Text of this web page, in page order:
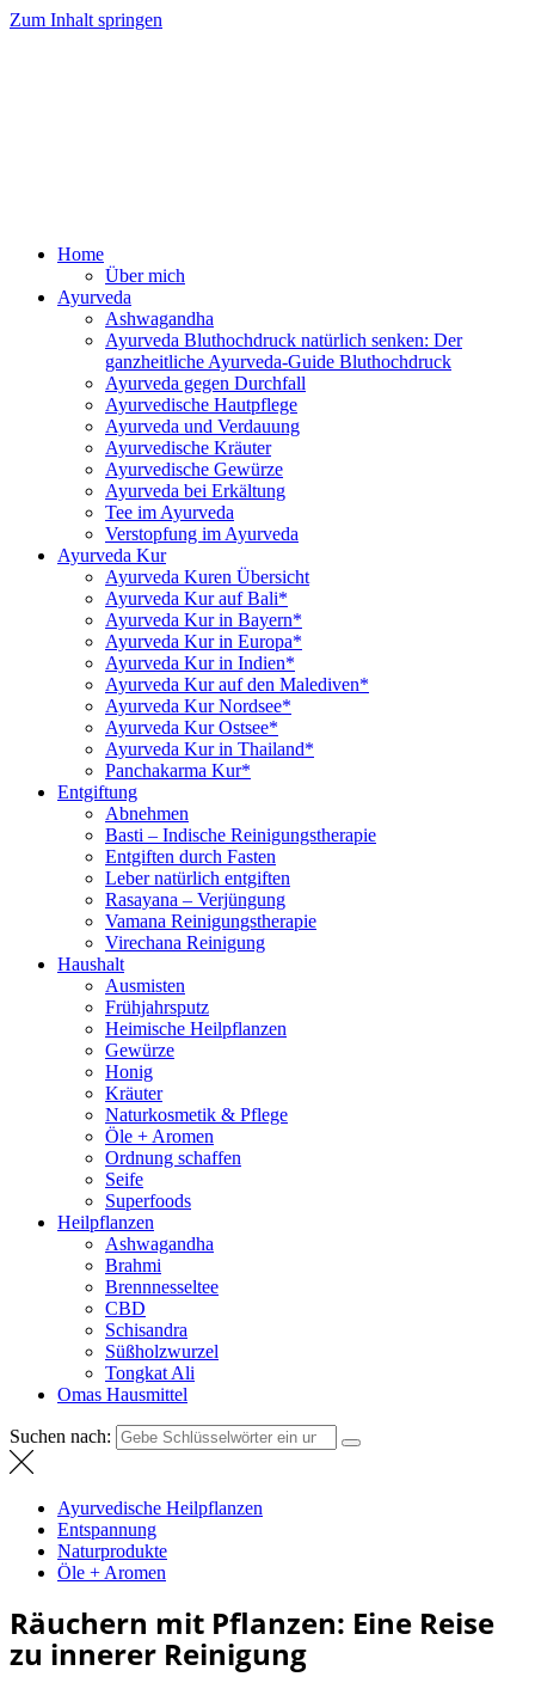
Zum Inhalt springen
Home
Über mich
Ayurveda
Ashwagandha
Ayurveda Bluthochdruck natürlich senken: Der
ganzheitliche Ayurveda-Guide Bluthochdruck
Ayurveda gegen Durchfall
Ayurvedische Hautpflege
Ayurveda und Verdauung
Ayurvedische Kräuter
Ayurvedische Gewürze
Ayurveda bei Erkältung
Tee im Ayurveda
Verstopfung im Ayurveda
Ayurveda Kur
Ayurveda Kuren Übersicht
Ayurveda Kur auf Bali*
Ayurveda Kur in Bayern*
Ayurveda Kur in Europa*
Ayurveda Kur in Indien*
Ayurveda Kur auf den Malediven*
Ayurveda Kur Nordsee*
Ayurveda Kur Ostsee*
Ayurveda Kur in Thailand*
Panchakarma Kur*
Entgiftung
Abnehmen
Basti – Indische Reinigungstherapie
Entgiften durch Fasten
Leber natürlich entgiften
Rasayana – Verjüngung
Vamana Reinigungstherapie
Virechana Reinigung
Haushalt
Ausmisten
Frühjahrsputz
Heimische Heilpflanzen
Gewürze
Honig
Kräuter
Naturkosmetik & Pflege
Öle + Aromen
Ordnung schaffen
Seife
Superfoods
Heilpflanzen
Ashwagandha
Brahmi
Brennnesseltee
CBD
Schisandra
Süßholzwurzel
Tongkat Ali
Omas Hausmittel
Suchen nach:
Ayurvedische Heilpflanzen
Entspannung
Naturprodukte
Öle + Aromen
Räuchern mit Pflanzen: Eine Reise
zu innerer Reinigung